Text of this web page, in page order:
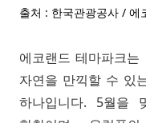
출처 : 한국관광공사 / 에
에코랜드 테마파크
자연을 만끽할 수 있
하나입니다. 5월을